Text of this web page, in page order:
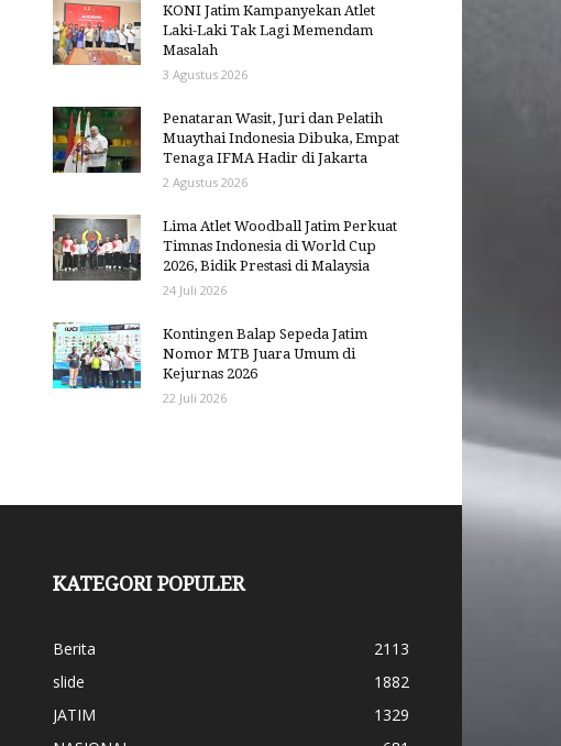
KONI Jatim Kampanyekan Atlet
Laki-Laki Tak Lagi Memendam
Masalah
3 Agustus 2026
Penataran Wasit, Juri dan Pelatih
Muaythai Indonesia Dibuka, Empat
Tenaga IFMA Hadir di Jakarta
2 Agustus 2026
Lima Atlet Woodball Jatim Perkuat
Timnas Indonesia di World Cup
2026, Bidik Prestasi di Malaysia
24 Juli 2026
Kontingen Balap Sepeda Jatim
Nomor MTB Juara Umum di
Kejurnas 2026
22 Juli 2026
KATEGORI POPULER
Berita
2113
slide
1882
JATIM
1329